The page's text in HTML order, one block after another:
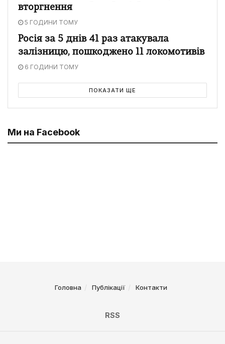
вторгнення
5 ГОДИНИ ТОМУ
Росія за 5 днів 41 раз атакувала
залізницю, пошкоджено 11 локомотивів
6 ГОДИНИ ТОМУ
ПОКАЗАТИ ЩЕ
Ми на Facebook
Головна Публікації Контакти
RSS